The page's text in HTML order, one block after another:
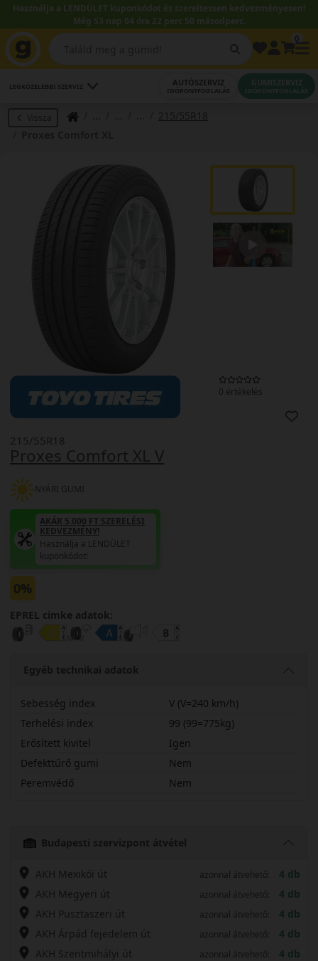
Használja a LENDÜLET kuponkódot és szereltessen kedvezményesen!
Még 53 nap 04 óra 22 perc 50 másodperc.
LEGKÖZELEBBI SZERVIZ AUTÓSZERVIZ
IDŐPONTFOGLALÁS
GUMISZERVIZ
IDŐPONTFOGLALÁS
Vissza
215/55R18
0 értékelés
Proxes Comfort XL V
215/55R18
NYÁRI GUMI
AKÁR 5.000 FT SZERELÉSI
KEDVEZMÉNY!
Használja a LENDÜLET
kuponkódot!
0%
EPREL cimke adatok:
Egyéb technikai adatok
Sebesség index
V (V=240 km/h)
Terhelési index
99 (99=775kg)
Erősített kivitel
Igen
Defekttűrő gumi
Nem
Peremvédő
Nem
Budapesti szervizpont átvétel
AKH Mexikói út azonnal átvehető:
4 db
AKH Megyeri út
azonnal átvehető:
4 db
AKH Pusztaszeri út
azonnal átvehető:
4 db
AKH Árpád fejedelem út
azonnal átvehető:
4 db
AKH Szentmihályi út
azonnal átvehető:
4 db